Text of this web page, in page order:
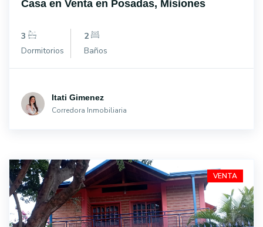
Casa en Venta en Posadas, Misiones
3
Dormitorios
2
Baños
Itati Gimenez
Corredora Inmobiliaria
VENTA